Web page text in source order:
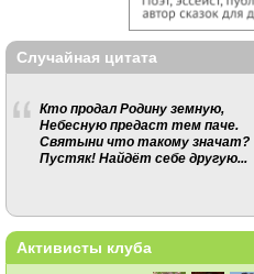
Случайная цитата
Кто продал Родину земную,
Небесную предаст тем паче.
Святыни что такому значат?
Пустяк! Найдёт себе другую...
Активисты клуба